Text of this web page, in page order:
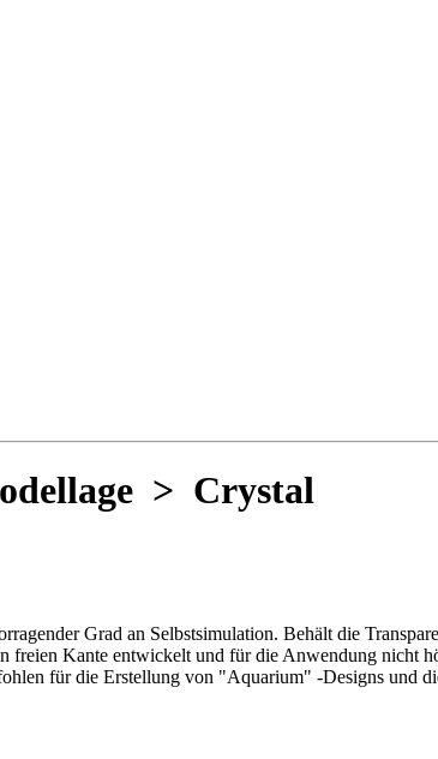
> Crystal
Grad an Selbstsimulation. Behält die
Kante entwickelt und für die Anwendung nicht
für die Erstellung von "Aquarium" -Designs und